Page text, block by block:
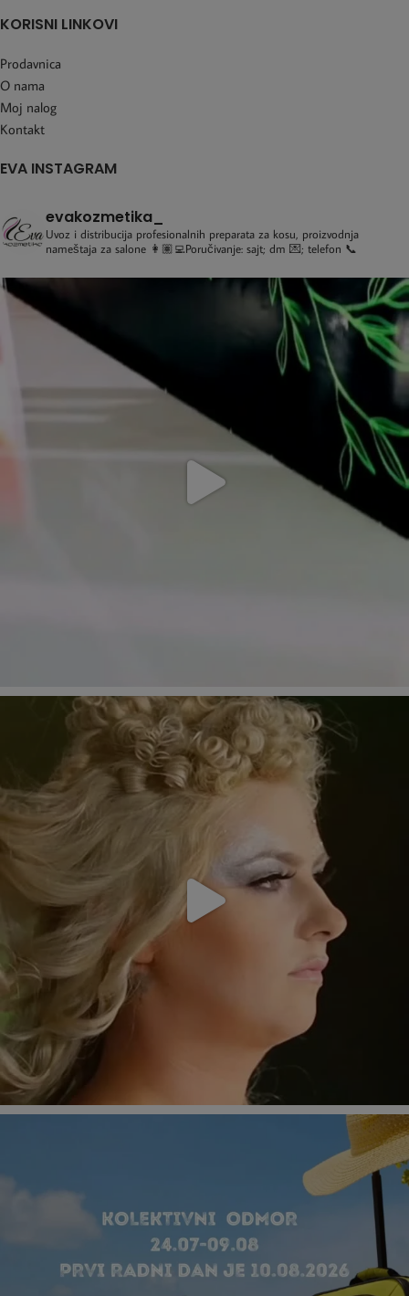
KORISNI LINKOVI
Prodavnica
O nama
Moj nalog
Kontakt
EVA INSTAGRAM
evakozmetika_
Uvoz i distribucija profesionalnih preparata za kosu, proizvodnja
nameštaja za salone 👩🏽‍💻Poručivanje: sajt; dm 💌; telefon 📞